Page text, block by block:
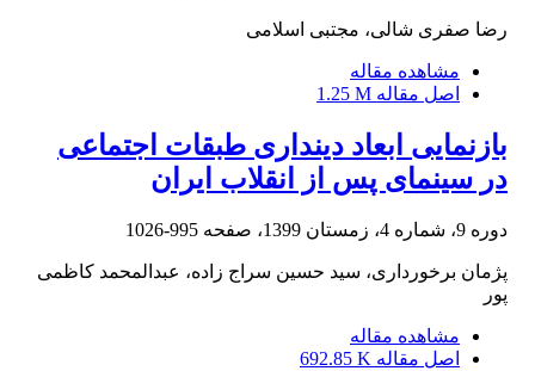
رضا صفری شالی، مجتبی اسلامی
مشاهده مقاله
اصل مقاله 1.25 M
بازنمایی ابعاد دینداری طبقات اجتماعی
در سینمای پس از انقلاب ایران
دوره 9، شماره 4، زمستان 1399، صفحه 995-1026
پژمان برخورداری، سید حسین سراج زاده، عبدالمحمد کاظمی
پور
مشاهده مقاله
اصل مقاله 692.85 K